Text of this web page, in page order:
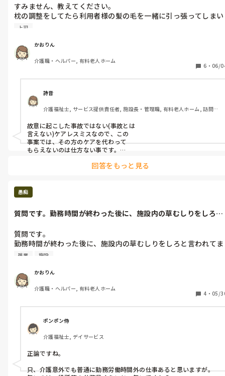
すみません、教えてください。
枕の調整をしてたら利用者様の髪の毛を一緒に引っ張ってしまい
ました。
てしまいました。
でも上司に報告しても、他の人に変わってもらえません。
どうしようかと思ってます。
上司
かおりん
介護職・ヘルパー, 有料老人ホーム
6 ・ 06/
詩音
介護福祉士, サービス提供責任者, 施設長・管理職, 有料老人ホーム, 訪問介
故意に起こした事故ではない(事故とは
言えない)ケアレスミスなので、この
事案では、その方のケアを代わって
もらえないのは仕方ない事です。
初期要望を叶える事よりも、故意で髪を
理解を得るのが一番かと思います
回答をもっと見る
愚痴
質問です。勤務時間が終わった後に、施設内の草むしりをしろと
質問です。
勤務時間が終わった後に、施設内の草むしりをしろと言われてま
す。
私は、何で勤務時間外にそれもタダ働きでしないといけないのか
納得がいかなくて、していませんでした。
みなさんどう思われますか？
残業 施設
かおりん
介護職・ヘルパー, 有料老人ホーム
4 ・ 05/
ポンポン侍
介護福祉士, デイサービス
正論ですね。
只、介護意外でも普通に勤務労働時間外の仕事あると思いますが。